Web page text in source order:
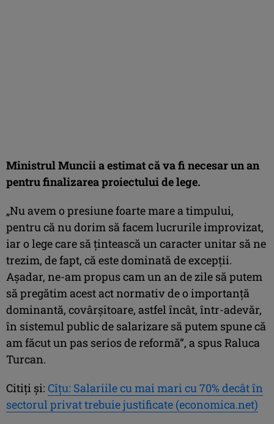
Ministrul Muncii a estimat că va fi necesar un an
pentru finalizarea proiectului de lege.
„Nu avem o presiune foarte mare a timpului,
pentru că nu dorim să facem lucrurile improvizat,
iar o lege care să ţintească un caracter unitar să ne
trezim, de fapt, că este dominată de excepţii.
Aşadar, ne-am propus cam un an de zile să putem
să pregătim acest act normativ de o importanţă
dominantă, covârşitoare, astfel încât, într-adevăr,
în sistemul public de salarizare să putem spune că
am făcut un pas serios de reformă”, a spus Raluca
Turcan.
Citiți și: Cîţu: Salariile cu mai mari cu 70% decât în
sectorul privat trebuie justificate (economica.net)